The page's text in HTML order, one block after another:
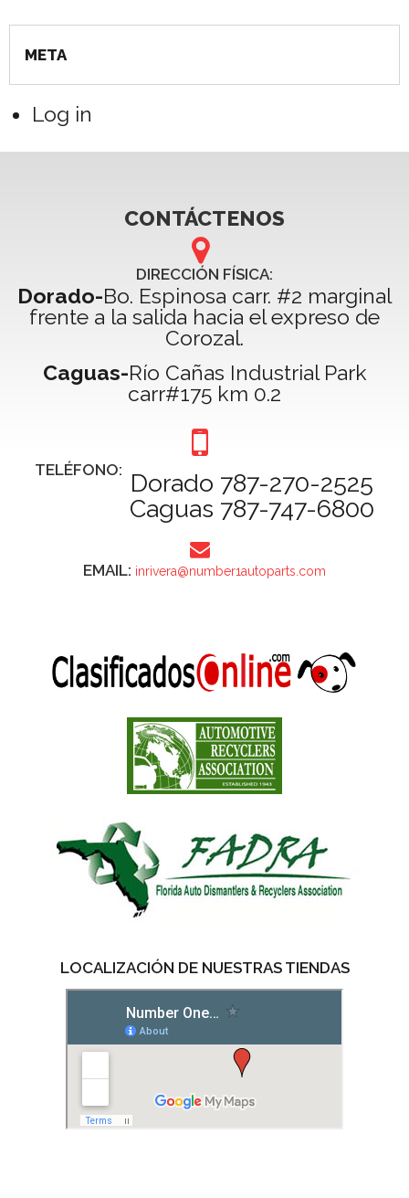
META
Log in
CONTÁCTENOS
DIRECCIÓN FÍSICA:
Dorado-Bo. Espinosa carr. #2 marginal
frente a la salida hacia el expreso de
Corozal.
Caguas-Río Cañas Industrial Park
carr#175 km 0.2
TELÉFONO: Dorado 787-270-2525
Caguas 787-747-6800
EMAIL: inrivera@number1autoparts.com
LOCALIZACIÓN DE NUESTRAS TIENDAS